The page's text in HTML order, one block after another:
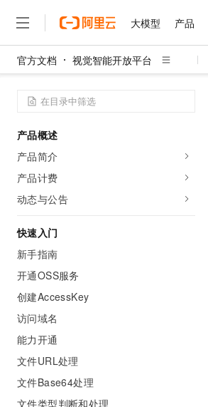
大模型 产品
官方文档 视觉智能开放平台
产品概述
产品简介
产品计费
动态与公告
快速入门
新手指南
开通OSS服务
创建AccessKey
访问域名
能力开通
文件URL处理
文件Base64处理
文件类型判断和处理
大模型
产品
精选产品
容器
存储
网络与CDN
安全
中间件
解决方案
精选解决方案
大数据
现代化应用
安全
网络
可观测
上云与迁云
权益
定价
云市场
伙伴
服务
了解阿里云